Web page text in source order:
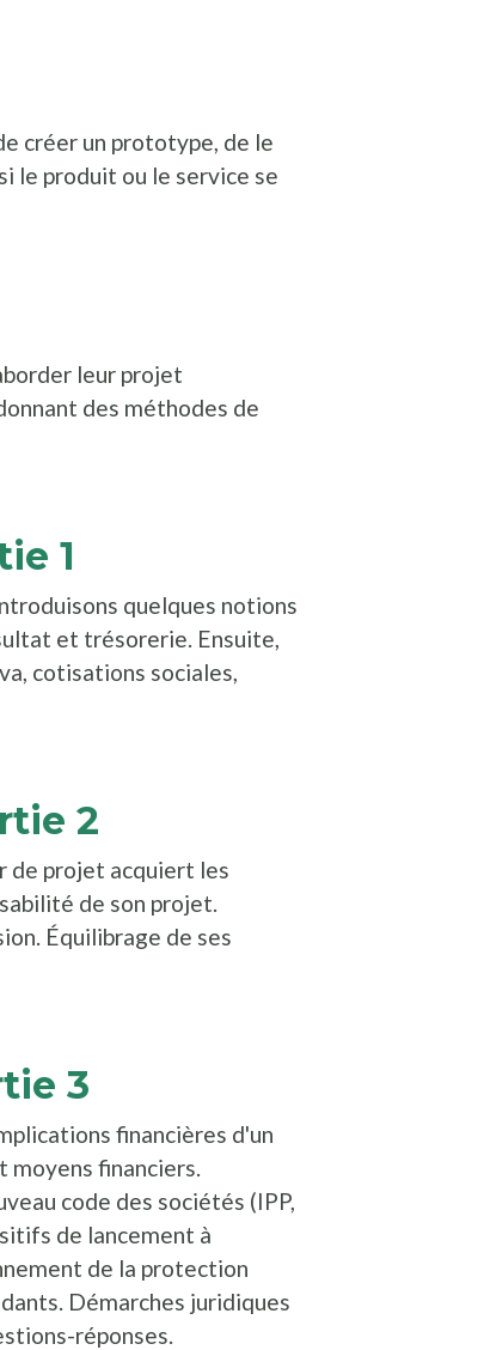
créer un prototype, de le
le produit ou le service se
leur projet
des méthodes de
1
quelques notions
et trésorerie. Ensuite,
cotisations sociales,
2
de projet acquiert les
de son projet.
Équilibrage de ses
3
financières d'un
moyens financiers.
code des sociétés (IPP,
de lancement à
de la protection
Démarches juridiques
réponses.